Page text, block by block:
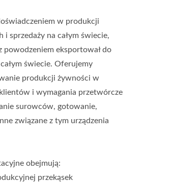
w produkcji
i sprzedaży na całym świecie,
powodzeniem eksportował do
świecie. Oferujemy
produkcji żywności w
i wymagania przetwórcze
surowców, gotowanie,
związane z tym urządzenia
obejmują:
przekąsek